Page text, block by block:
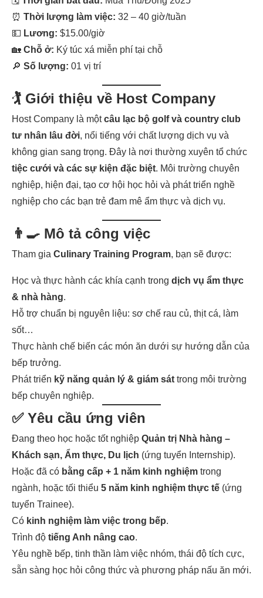
⏰ Thời lượng làm việc: 32 – 40 giờ/tuần
💵 Lương: $15.00/giờ
🏡 Chỗ ở: Ký túc xá miễn phí tại chỗ
🔎 Số lượng: 01 vị trí
🏌️ Giới thiệu về Host Company
Host Company là mộtcâu lạc bộ golf và country club
tư nhân lâu đời, nổi tiếng với chất lượng dịch vụ và
không gian sang trọng. Đây là nơi thường xuyên tổ chức
tiệc cưới và các sự kiện đặc biệt. Môi trường chuyên
nghiệp, hiện đại, tạo cơ hội học hỏi và phát triển nghề
nghiệp cho các bạn trẻ đam mê ẩm thực và dịch vụ.
👨‍🍳 Mô tả công việc
Tham gia Culinary Training Program, bạn sẽ được:
Học và thực hành các khía cạnh trong dịch vụ ẩm thực
& nhà hàng.
Hỗ trợ chuẩn bị nguyên liệu: sơ chế rau củ, thịt cá, làm
sốt…
Thực hành chế biến các món ăn dưới sự hướng dẫn của
bếp trưởng.
Phát triển kỹ năng quản lý & giám sát trong môi trường
bếp chuyên nghiệp.
✅ Yêu cầu ứng viên
Đang theo học hoặc tốt nghiệp Quản trị Nhà hàng –
Khách sạn, Ẩm thực, Du lịch (ứng tuyển Internship).
Hoặc đã có bằng cấp + 1 năm kinh nghiệm trong
ngành, hoặc tối thiểu 5 năm kinh nghiệm thực tế (ứng
tuyển Trainee).
Có kinh nghiệm làm việc trong bếp.
Trình độ tiếng Anh nâng cao.
Yêu nghề bếp, tinh thần làm việc nhóm, thái độ tích cực,
sẵn sàng học hỏi công thức và phương pháp nấu ăn mới.